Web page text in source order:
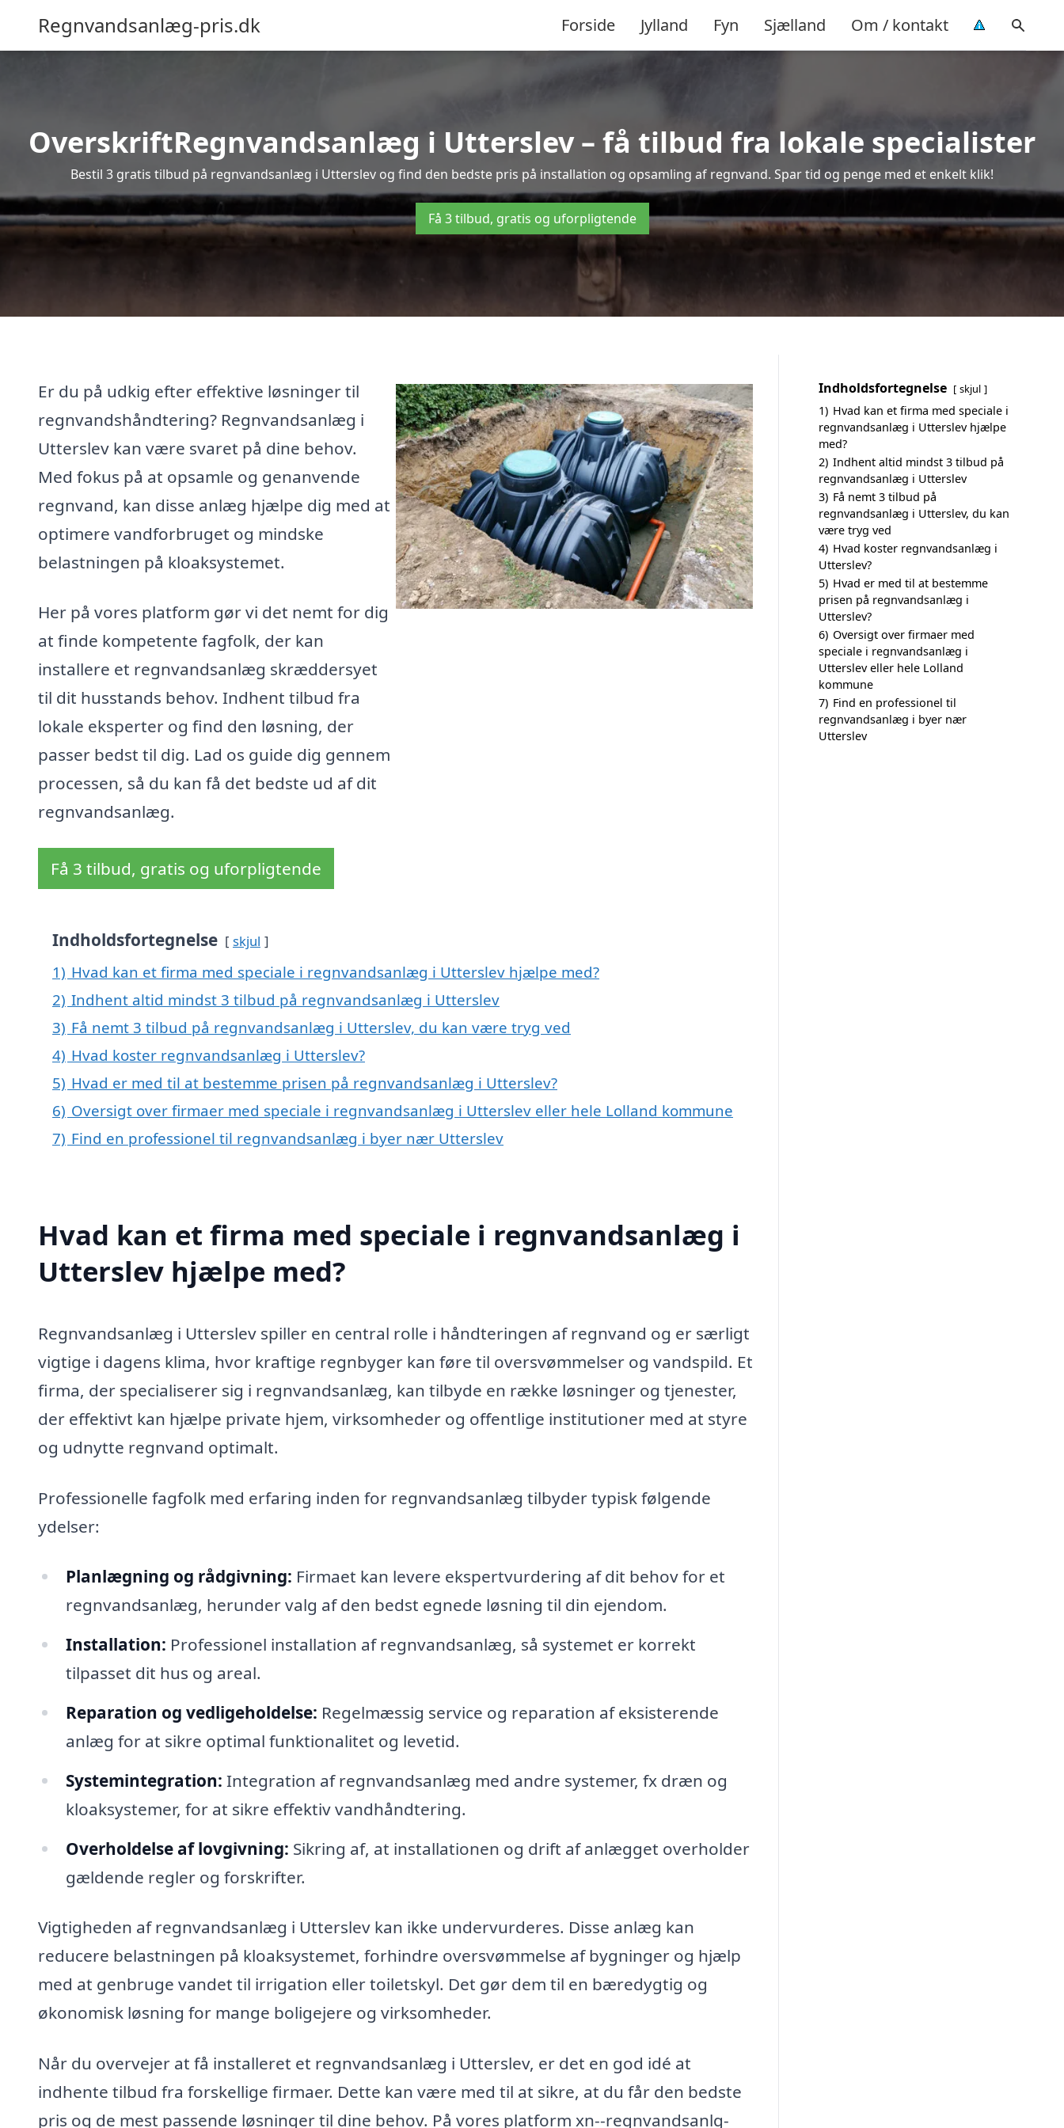
Regnvandsanlæg-pris.dk Forside Jylland Fyn Sjælland Om / kontakt
OverskriftRegnvandsanlæg i Utterslev – få tilbud fra lokale specialister
Bestil 3 gratis tilbud på regnvandsanlæg i Utterslev og find den bedste pris på installation og opsamling af regnvand. Spar tid og penge med et enkelt klik!
Få 3 tilbud, gratis og uforpligtende
Er du på udkig efter effektive løsninger til
regnvandshåndtering? Regnvandsanlæg i
Utterslev kan være svaret på dine behov.
Med fokus på at opsamle og genanvende
regnvand, kan disse anlæg hjælpe dig med at
optimere vandforbruget og mindske
belastningen på kloaksystemet.
Her på vores platform gør vi det nemt for dig
at finde kompetente fagfolk, der kan
installere et regnvandsanlæg skræddersyet
til dit husstands behov. Indhent tilbud fra
lokale eksperter og find den løsning, der
passer bedst til dig. Lad os guide dig gennem
processen, så du kan få det bedste ud af dit
regnvandsanlæg.
Få 3 tilbud, gratis og uforpligtende
Indholdsfortegnelse skjul
1) Hvad kan et firma med speciale i regnvandsanlæg i Utterslev hjælpe med?
2) Indhent altid mindst 3 tilbud på regnvandsanlæg i Utterslev
3) Få nemt 3 tilbud på regnvandsanlæg i Utterslev, du kan være tryg ved
4) Hvad koster regnvandsanlæg i Utterslev?
5) Hvad er med til at bestemme prisen på regnvandsanlæg i Utterslev?
6) Oversigt over firmaer med speciale i regnvandsanlæg i Utterslev eller hele Lolland kommune
7) Find en professionel til regnvandsanlæg i byer nær Utterslev
Hvad kan et firma med speciale i regnvandsanlæg i
Utterslev hjælpe med?
Regnvandsanlæg i Utterslev spiller en central rolle i håndteringen af regnvand og er særligt
vigtige i dagens klima, hvor kraftige regnbyger kan føre til oversvømmelser og vandspild. Et
firma, der specialiserer sig i regnvandsanlæg, kan tilbyde en række løsninger og tjenester,
der effektivt kan hjælpe private hjem, virksomheder og offentlige institutioner med at styre
og udnytte regnvand optimalt.
Professionelle fagfolk med erfaring inden for regnvandsanlæg tilbyder typisk følgende
ydelser:
Planlægning og rådgivning: Firmaet kan levere ekspertvurdering af dit behov for et
regnvandsanlæg, herunder valg af den bedst egnede løsning til din ejendom.
Installation: Professionel installation af regnvandsanlæg, så systemet er korrekt
tilpasset dit hus og areal.
Reparation og vedligeholdelse: Regelmæssig service og reparation af eksisterende
anlæg for at sikre optimal funktionalitet og levetid.
Systemintegration: Integration af regnvandsanlæg med andre systemer, fx dræn og
kloaksystemer, for at sikre effektiv vandhåndtering.
Overholdelse af lovgivning: Sikring af, at installationen og drift af anlægget overholder
gældende regler og forskrifter.
Vigtigheden af regnvandsanlæg i Utterslev kan ikke undervurderes. Disse anlæg kan
reducere belastningen på kloaksystemet, forhindre oversvømmelse af bygninger og hjælp
med at genbruge vandet til irrigation eller toiletskyl. Det gør dem til en bæredygtig og
økonomisk løsning for mange boligejere og virksomheder.
Når du overvejer at få installeret et regnvandsanlæg i Utterslev, er det en god idé at
indhente tilbud fra forskellige firmaer. Dette kan være med til at sikre, at du får den bedste
pris og de mest passende løsninger til dine behov. På vores platform xn--regnvandsanlg-
Indholdsfortegnelse skjul
1) Hvad kan et firma med speciale i
regnvandsanlæg i Utterslev hjælpe
med?
2) Indhent altid mindst 3 tilbud på
regnvandsanlæg i Utterslev
3) Få nemt 3 tilbud på
regnvandsanlæg i Utterslev, du kan
være tryg ved
4) Hvad koster regnvandsanlæg i
Utterslev?
5) Hvad er med til at bestemme
prisen på regnvandsanlæg i
Utterslev?
6) Oversigt over firmaer med
speciale i regnvandsanlæg i
Utterslev eller hele Lolland
kommune
7) Find en professionel til
regnvandsanlæg i byer nær
Utterslev